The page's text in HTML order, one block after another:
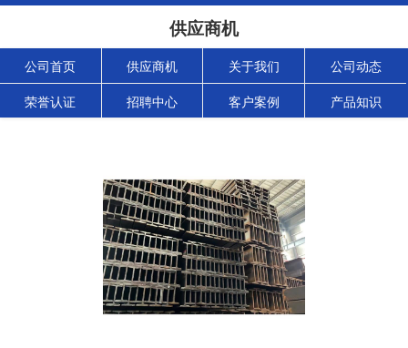
供应商机
公司首页 供应商机 关于我们 公司动态
荣誉认证 招聘中心 客户案例 产品知识